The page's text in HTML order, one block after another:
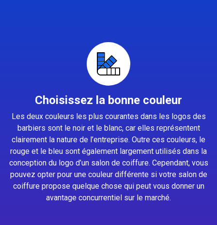
Choisissez la bonne couleur
Les deux couleurs les plus courantes dans les logos des
barbiers sont le noir et le blanc, car elles représentent
clairement la nature de l’entreprise. Outre ces couleurs, le
rouge et le bleu sont également largement utilisés dans la
conception du logo d’un salon de coiffure. Cependant, vous
pouvez opter pour une couleur différente si votre salon de
coiffure propose quelque chose qui peut vous donner un
avantage concurrentiel sur le marché.